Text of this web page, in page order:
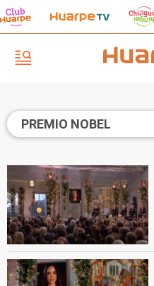
PREMIO NOBEL